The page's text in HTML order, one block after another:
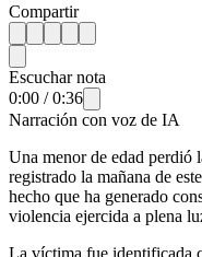
Compartir
Escuchar nota
0:00 /0:36
Narración con voz de IA
Una menor de edad perdió
registrado la mañana de
hecho que ha generado
violencia ejercida a plena
La víctima fue identificada